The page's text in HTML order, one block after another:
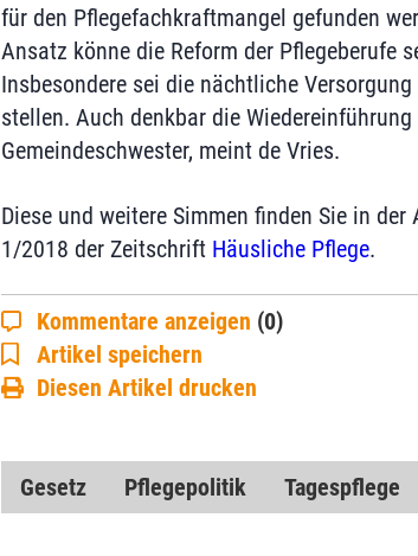
für den Pflegefachkraftmangel gefunden
Ansatz könne die Reform der Pflegeberufe
Insbesondere sei die nächtliche
stellen. Auch denkbar die Wiedereinführung
Gemeindeschwester, meint de Vries.
Diese und weitere Simmen finden Sie in der
1/2018 der Zeitschrift Häusliche Pflege.
Kommentare anzeigen (0)
Artikel speichern
Diesen Artikel drucken
Gesetz Pflegepolitik Tagespflege